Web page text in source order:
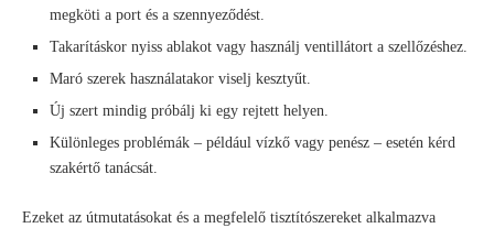
megköti a port és a szennyeződést.
Takarításkor nyiss ablakot vagy használj ventillátort a szellőzéshez.
Maró szerek használatakor viselj kesztyűt.
Új szert mindig próbálj ki egy rejtett helyen.
Különleges problémák – például vízkő vagy penész – esetén kérd
szakértő tanácsát.
Ezeket az útmutatásokat és a megfelelő tisztítószereket alkalmazva